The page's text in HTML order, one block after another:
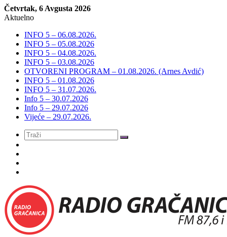
Četvrtak, 6 Avgusta 2026
Aktuelno
INFO 5 – 06.08.2026.
INFO 5 – 05.08.2026
INFO 5 – 04.08.2026.
INFO 5 – 03.08.2026
OTVORENI PROGRAM – 01.08.2026. (Arnes Avdić)
INFO 5 – 01.08.2026
INFO 5 – 31.07.2026.
Info 5 – 30.07.2026
Info 5 – 29.07.2026
Vijeće – 29.07.2026.
Meni